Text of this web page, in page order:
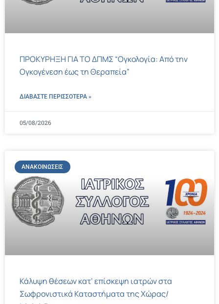
ΠΡΟΚΥΡΗΞΗ ΓΙΑ ΤΟ ΔΠΜΣ “Ογκολογία: Από την
Ογκογένεση έως τη Θεραπεία”
ΔΙΑΒΑΣΤΕ ΠΕΡΙΣΣΌΤΕΡΑ »
05/08/2026
ΑΝΑΚΟΙΝΏΣΕΙΣ
Κάλυψη θέσεων κατ’ επίσκεψη ιατρών στα
Σωφρονιστικά Καταστήματα της Χώρας/